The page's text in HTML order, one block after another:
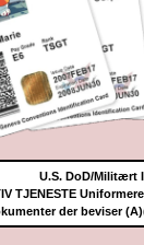
U.S. DoD/Militært
TJENESTE
der beviser